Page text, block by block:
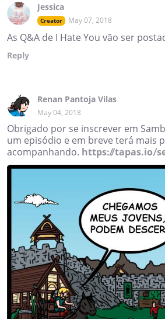
Jessica
Creator May 07, 2018
As Q&A de I Hate You vão ser
Reply
Renan Pantoja Vilas
May 04, 2018
Obrigado por se inscrever em
um episódio e em breve terá mais
acompanhando. https://tapas.io/